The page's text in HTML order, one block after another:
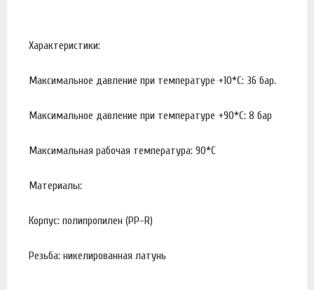
Характеристики:
Максимальное давление при температуре +10*С: 36 бар.
Максимальное давление при температуре +90*С: 8 бар
Максимальная рабочая температура: 90*С
Материалы:
Корпус: полипропилен (PP-R)
Резьба: никелированная латунь